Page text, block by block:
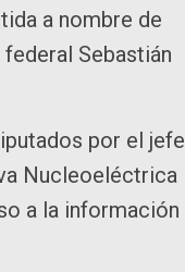
a nombre de
Sebastián
por el jefe
Nucleoeléctrica
a la información